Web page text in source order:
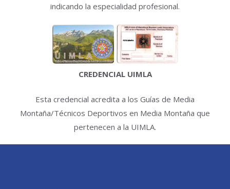
indicando la especialidad profesional.
CREDENCIAL UIMLA
Esta credencial acredita a los Guías de Media
Montaña/Técnicos Deportivos en Media Montaña que
pertenecen a la UIMLA.